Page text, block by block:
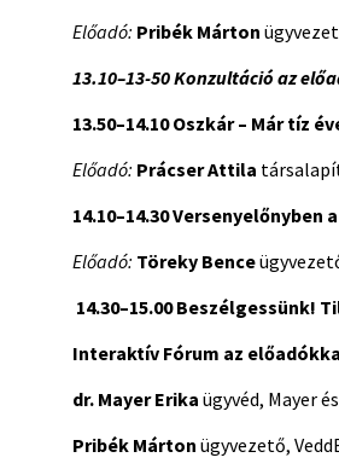
Előadó: Pribék Márton
13.10–13-50 Konzultáció az
13.50–14.10Oszkár – Már tíz
Előadó: Prácser Attila
14.10–14.30Versenyelőnyben
Előadó: Töreky Bence
­ 14.30–15.00Beszélgessünk!
Interaktív Fórum az
dr. Mayer Erika ügyvéd, Mayer
Pribék Márton ügyvezető,